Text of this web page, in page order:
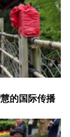
的国际传播